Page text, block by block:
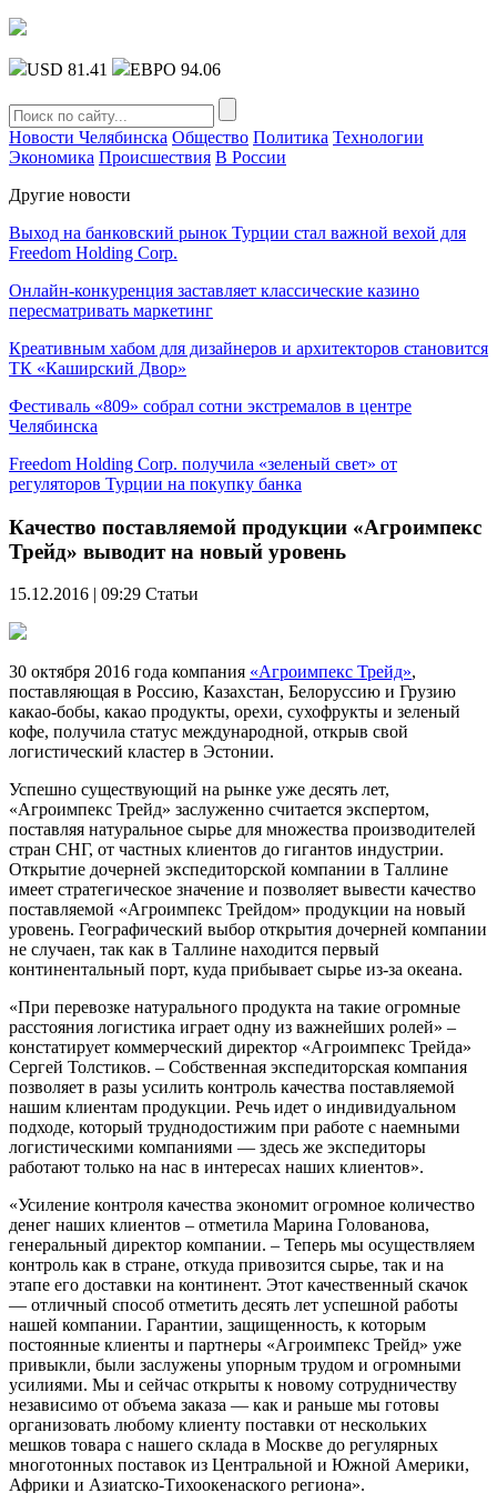
USD 81.41 ЕВРО 94.06
Новости Челябинска Общество Политика Технологии
Экономика Происшествия В России
Другие новости
Выход на банковский рынок Турции стал важной вехой для
Freedom Holding Corp.
Онлайн-конкуренция заставляет классические казино
пересматривать маркетинг
Креативным хабом для дизайнеров и архитекторов становится
ТК «Каширский Двор»
Фестиваль «809» собрал сотни экстремалов в центре
Челябинска
Freedom Holding Corp. получила «зеленый свет» от
регуляторов Турции на покупку банка
Качество поставляемой продукции «Агроимпекс
Трейд» выводит на новый уровень
15.12.2016 | 09:29 Статьи
30 октября 2016 года компания «Агроимпекс Трейд»,
поставляющая в Россию, Казахстан, Белоруссию и Грузию
какао-бобы, какао продукты, орехи, сухофрукты и зеленый
кофе, получила статус международной, открыв свой
логистический кластер в Эстонии.
Успешно существующий на рынке уже десять лет,
«Агроимпекс Трейд» заслуженно считается экспертом,
поставляя натуральное сырье для множества производителей
стран СНГ, от частных клиентов до гигантов индустрии.
Открытие дочерней экспедиторской компании в Таллине
имеет стратегическое значение и позволяет вывести качество
поставляемой «Агроимпекс Трейдом» продукции на новый
уровень. Географический выбор открытия дочерней компании
не случаен, так как в Таллине находится первый
континентальный порт, куда прибывает сырье из-за океана.
«При перевозке натурального продукта на такие огромные
расстояния логистика играет одну из важнейших ролей» –
констатирует коммерческий директор «Агроимпекс Трейда»
Сергей Толстиков. – Собственная экспедиторская компания
позволяет в разы усилить контроль качества поставляемой
нашим клиентам продукции. Речь идет о индивидуальном
подходе, который труднодостижим при работе с наемными
логистическими компаниями — здесь же экспедиторы
работают только на нас в интересах наших клиентов».
«Усиление контроля качества экономит огромное количество
денег наших клиентов – отметила Марина Голованова,
генеральный директор компании. – Теперь мы осуществляем
контроль как в стране, откуда привозится сырье, так и на
этапе его доставки на континент. Этот качественный скачок
— отличный способ отметить десять лет успешной работы
нашей компании. Гарантии, защищенность, к которым
постоянные клиенты и партнеры «Агроимпекс Трейд» уже
привыкли, были заслужены упорным трудом и огромными
усилиями. Мы и сейчас открыты к новому сотрудничеству
независимо от объема заказа — как и раньше мы готовы
организовать любому клиенту поставки от нескольких
мешков товара с нашего склада в Москве до регулярных
многотонных поставок из Центральной и Южной Америки,
Африки и Азиатско-Тихоокенаского региона».